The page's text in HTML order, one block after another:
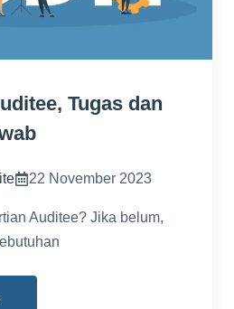
Tugas dan
22 November 2023
Auditee? Jika belum,